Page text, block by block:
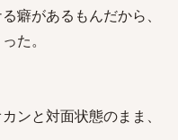
癖があるもんだから、
た。
ンと対面状態のまま、